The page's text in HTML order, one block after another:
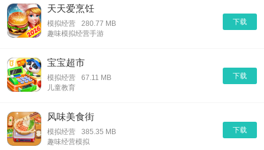
下载
天天爱烹饪
模拟经营
280.77 MB
趣味模拟经营手游
下载
宝宝超市
模拟经营
67.11 MB
儿童教育
下载
风味美食街
模拟经营
385.35 MB
趣味经营模拟